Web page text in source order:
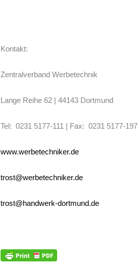
Kontakt:
Zentralverband Werbetechnik
Lange Reihe 62 | 44143 Dortmund
Tel: 0231 5177-111 | Fax: 0231 5177-197
www.werbetechniker.de
trost@werbetechniker.de
trost@handwerk-dortmund.de